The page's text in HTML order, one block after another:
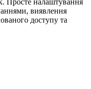
Просте налаштування
виявлення
доступу та